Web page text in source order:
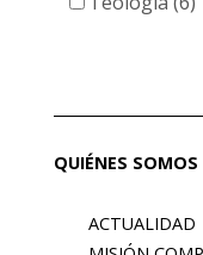
QUIÉNES SOMOS
ACTUALIDAD